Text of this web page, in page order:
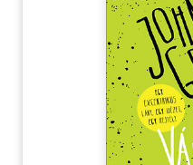
Szótár, nyelvkönyv
Tankönyv, segédkönyv
Társadalomtudomány